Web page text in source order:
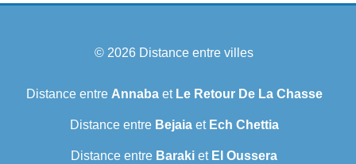
© 2026 Distance entre villes
Distance entre Annabaet Le Retour De La Chasse
Distance entre Bejaiaet Ech Chettia
Distance entre Baraki et El Oussera